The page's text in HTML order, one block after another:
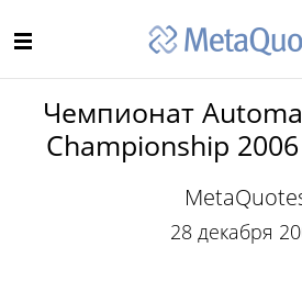
Чемпионат
Championship
28 декабря